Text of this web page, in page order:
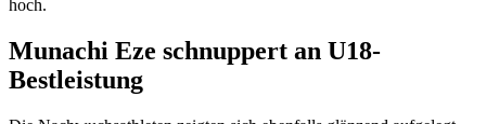
hoch.
Munachi Eze schnuppert an U18-
Bestleistung